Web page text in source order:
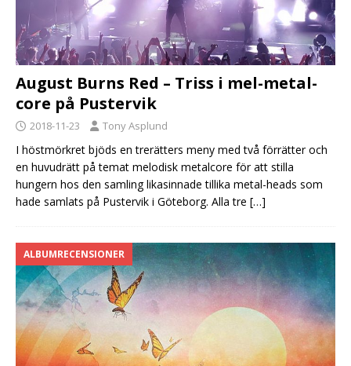
August Burns Red – Triss i mel-metal-
core på Pustervik
2018-11-23 Tony Asplund
I höstmörkret bjöds en trerätters meny med två förrätter och
en huvudrätt på temat melodisk metalcore för att stilla
hungern hos den samling likasinnade tillika metal-heads som
hade samlats på Pustervik i Göteborg. Alla tre […]
ALBUMRECENSIONER